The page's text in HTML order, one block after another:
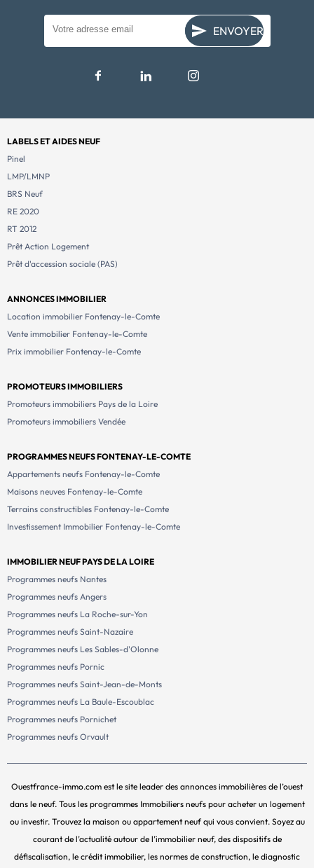
ENVOYER
LABELS ET AIDES NEUF
Pinel
LMP/LMNP
BRS Neuf
RE 2020
RT 2012
Prêt Action Logement
Prêt d'accession sociale (PAS)
ANNONCES IMMOBILIER
Location immobilier Fontenay-le-Comte
Vente immobilier Fontenay-le-Comte
Prix immobilier Fontenay-le-Comte
PROMOTEURS IMMOBILIERS
Promoteurs immobiliers Pays de la Loire
Promoteurs immobiliers Vendée
PROGRAMMES NEUFS FONTENAY-LE-COMTE
Appartements neufs Fontenay-le-Comte
Maisons neuves Fontenay-le-Comte
Terrains constructibles Fontenay-le-Comte
Investissement Immobilier Fontenay-le-Comte
IMMOBILIER NEUF PAYS DE LA LOIRE
Programmes neufs Nantes
Programmes neufs Angers
Programmes neufs La Roche-sur-Yon
Programmes neufs Saint-Nazaire
Programmes neufs Les Sables-d'Olonne
Programmes neufs Pornic
Programmes neufs Saint-Jean-de-Monts
Programmes neufs La Baule-Escoublac
Programmes neufs Pornichet
Programmes neufs Orvault
Ouestfrance-immo.com est le site leader des annonces immobilières de l’ouest
dans le neuf. Tous les programmes Immobiliers neufs pour acheter un logement
ou investir. Trouvez la maison ou appartement neuf qui vous convient. Soyez au
courant de l’actualité autour de l’immobilier neuf, des dispositifs de
défiscalisation, le crédit immobilier, les normes de construction, le diagnostic